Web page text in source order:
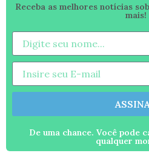
Receba as melhores notícias
mais!
De uma chance. Você pode
qualquer